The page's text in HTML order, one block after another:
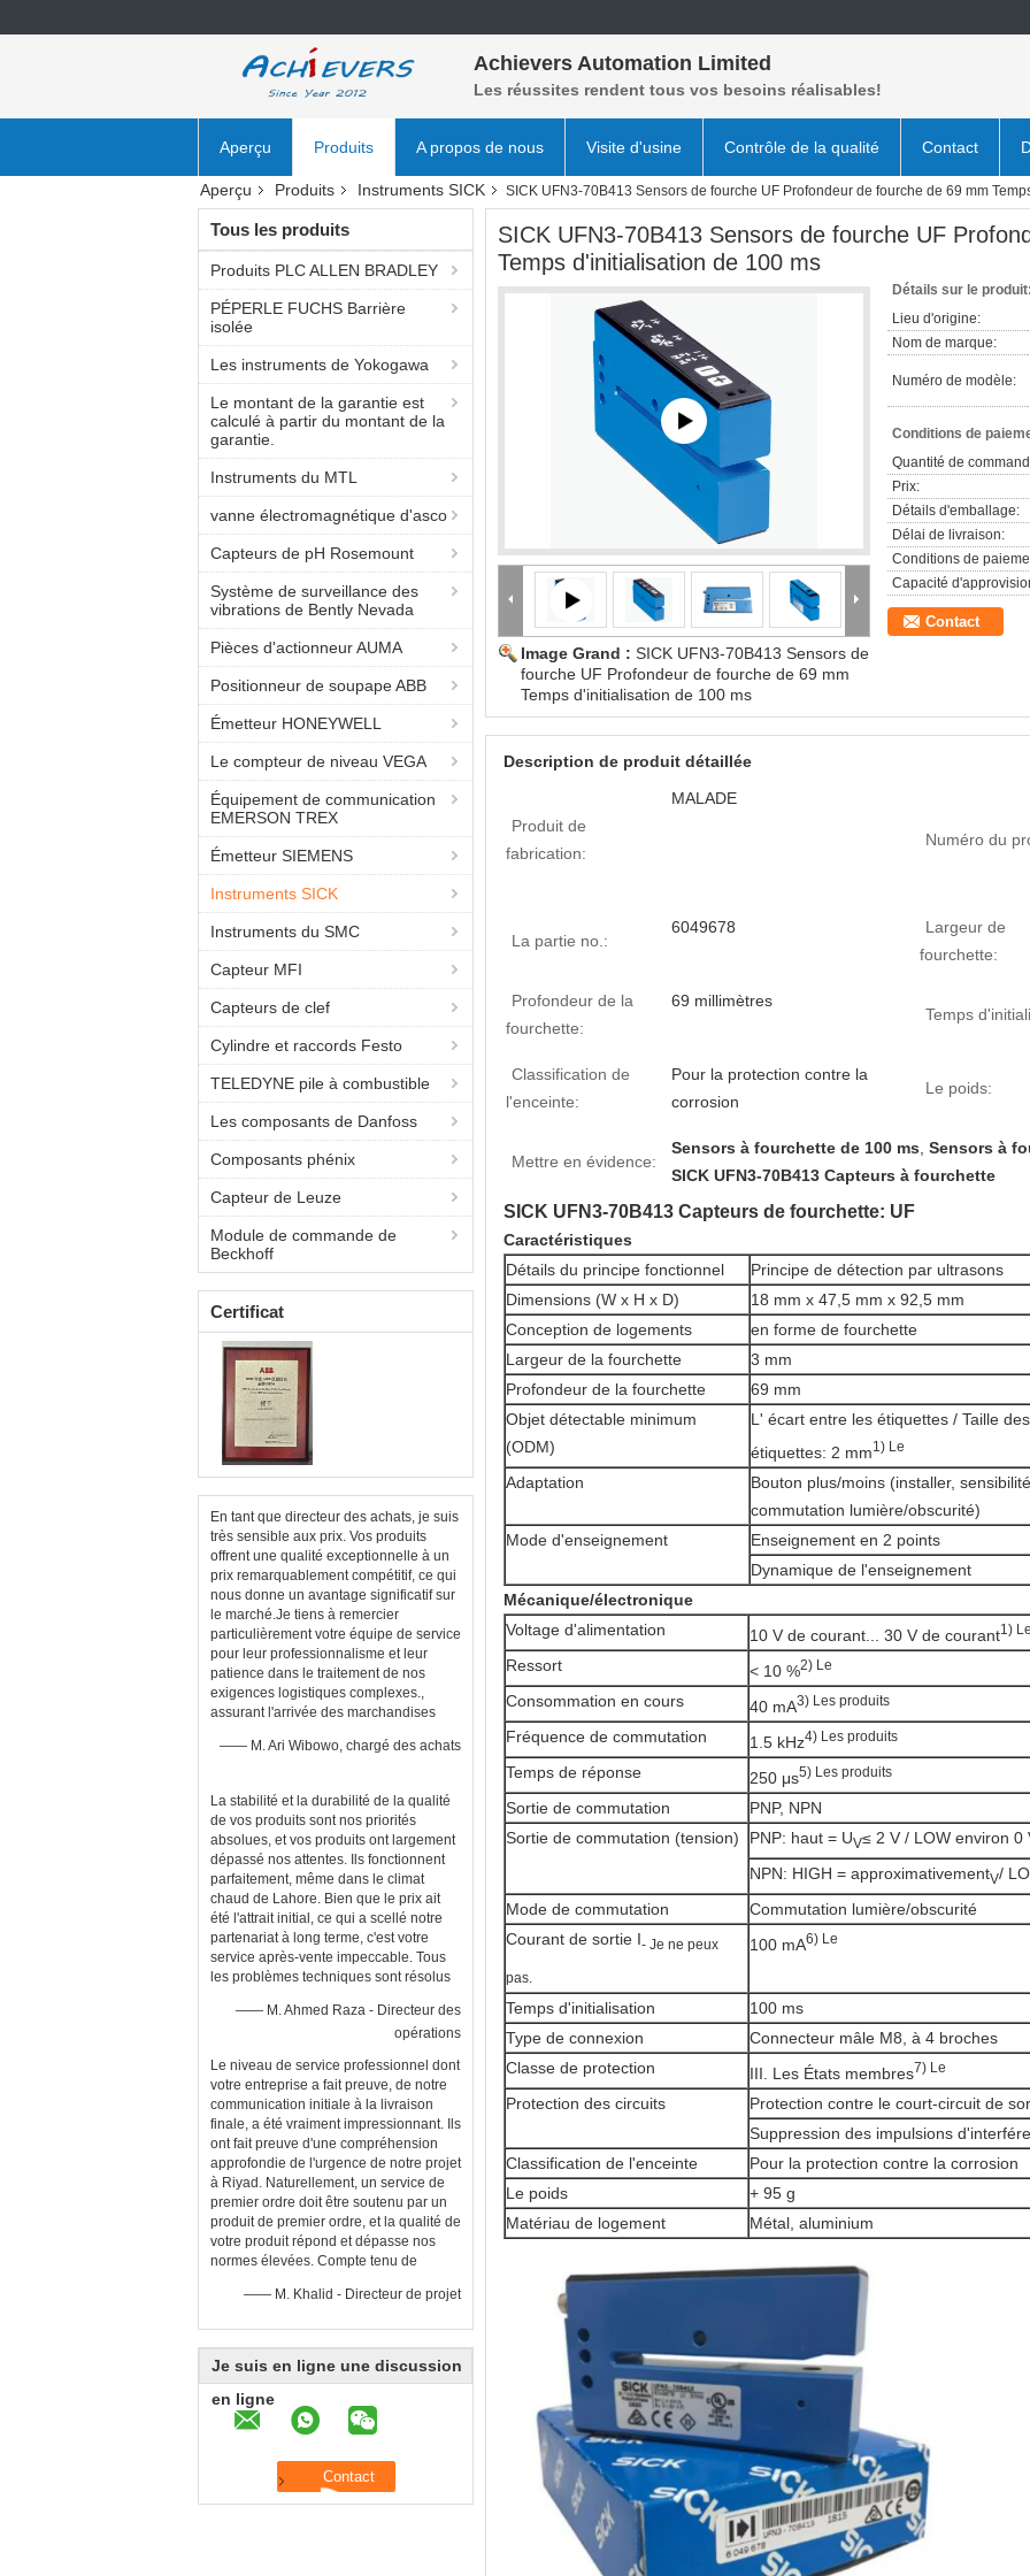
Achievers Automation Limited
Les réussites rendent tous vos besoins réalisables!
Aperçu Produits A propos de nous Visite d'usine Contrôle de la qualité Contact
Aperçu Produits Instruments SICK SICK UFN3-70B413 Sensors de fourche UF Profondeur de fourche de 69 mm
Tous les produits
Produits PLC ALLEN BRADLEY
PÉPERLE FUCHS Barrière
isolée
Les instruments de Yokogawa
Le montant de la garantie est
calculé à partir du montant de la
garantie.
Instruments du MTL
vanne électromagnétique d'asco
Capteurs de pH Rosemount
Système de surveillance des
vibrations de Bently Nevada
Pièces d'actionneur AUMA
Positionneur de soupape ABB
Émetteur HONEYWELL
Le compteur de niveau VEGA
Équipement de communication
EMERSON TREX
Émetteur SIEMENS
Instruments SICK
Instruments du SMC
Capteur MFI
Capteurs de clef
Cylindre et raccords Festo
TELEDYNE pile à combustible
Les composants de Danfoss
Composants phénix
Capteur de Leuze
Module de commande de
Beckhoff
Certificat
En tant que directeur des achats, je suis
très sensible aux prix. Vos produits
offrent une qualité exceptionnelle à un
prix remarquablement compétitif, ce qui
nous donne un avantage significatif sur
le marché.Je tiens à remercier
particulièrement votre équipe de service
pour leur professionnalisme et leur
patience dans le traitement de nos
exigences logistiques complexes.,
assurant l'arrivée des marchandises
—— M. Ari Wibowo, chargé des achats
La stabilité et la durabilité de la qualité
de vos produits sont nos priorités
absolues, et vos produits ont largement
dépassé nos attentes. Ils fonctionnent
parfaitement, même dans le climat
chaud de Lahore. Bien que le prix ait
été l'attrait initial, ce qui a scellé notre
partenariat à long terme, c'est votre
service après-vente impeccable. Tous
les problèmes techniques sont résolus
—— M. Ahmed Raza - Directeur des
opérations
Le niveau de service professionnel dont
votre entreprise a fait preuve, de notre
communication initiale à la livraison
finale, a été vraiment impressionnant. Ils
ont fait preuve d'une compréhension
approfondie de l'urgence de notre projet
à Riyad. Naturellement, un service de
premier ordre doit être soutenu par un
produit de premier ordre, et la qualité de
votre produit répond et dépasse nos
normes élevées. Compte tenu de
—— M. Khalid - Directeur de projet
Je suis en ligne une discussion
en ligne
SICK UFN3-70B413 Sensors de fourche UF
Temps d'initialisation de 100 ms
Image Grand : SICK UFN3-70B413 Sensors de
fourche UF Profondeur de fourche de 69 mm
Temps d'initialisation de 100 ms
Détails sur le produit:
Lieu d'origine:
Nom de marque:
Numéro de modèle:
Conditions de
Quantité de
Prix:
Détails d'emballage:
Délai de livraison:
Conditions de
Capacité
Contact
Description de produit détaillée
Produit de
fabrication:
MALADE
Numéro du
La partie no.:
6049678
Largeur de
fourchette:
Profondeur de la
fourchette:
69 millimètres
Temps
Classification de
l'enceinte:
Pour la protection contre la
corrosion
Le poids:
Mettre en évidence:
Sensors à fourchette de 100 ms Sensors à
SICK UFN3-70B413 Capteurs à fourchette
SICK UFN3-70B413 Capteurs de fourchette: UF
Caractéristiques
Détails du principe fonctionnel
Principe de détection par ultrasons
Dimensions (W x H x D)
18 mm x 47,5 mm x 92,5 mm
Conception de logements
en forme de fourchette
Largeur de la fourchette
3 mm
Profondeur de la fourchette
69 mm
Objet détectable minimum
(ODM)
L' écart entre les étiquettes / Taille des
étiquettes: 2 mm1) Le
Adaptation
Bouton plus/moins (installer, sensibilité,
commutation lumière/obscurité)
Mode d'enseignement
Enseignement en 2 points
Dynamique de l'enseignement
Mécanique/électronique
Voltage d'alimentation
10 V de courant... 30 V de courant1) Le
Ressort < 10 %2) Le
Consommation en cours 40 mA3) Les produits
Fréquence de commutation 1.5 kHz4) Les produits
Temps de réponse 250 μs5) Les produits
Sortie de commutation
PNP, NPN
Sortie de commutation (tension)
PNP: haut = UV≤ 2 V / LOW environ 0
NPN: HIGH = approximativementV/
Mode de commutation
Commutation lumière/obscurité
Courant de sortie I- Je ne peux
pas.
100 mA6) Le
Temps d'initialisation
100 ms
Type de connexion
Connecteur mâle M8, à 4 broches
Classe de protection
III. Les États membres7) Le
Protection des circuits
Protection contre le court-circuit de
Suppression des impulsions
Classification de l'enceinte
Pour la protection contre la corrosion
Le poids
+ 95 g
Matériau de logement
Métal, aluminium